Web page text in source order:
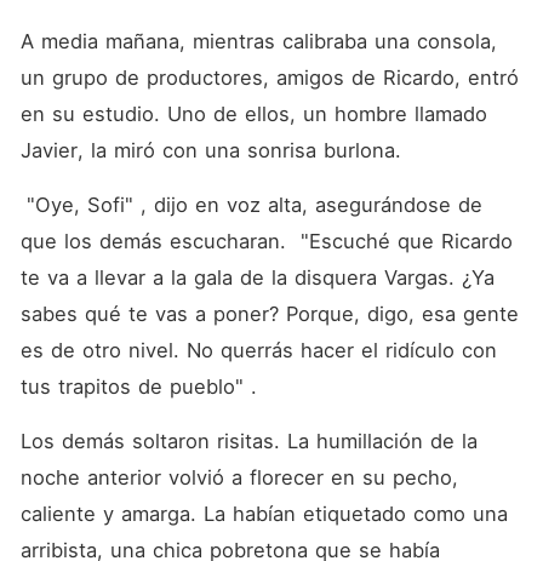
A media mañana, mientras calibraba una consola,
un grupo de productores, amigos de Ricardo, entró
en su estudio. Uno de ellos, un hombre llamado
Javier, la miró con una sonrisa burlona.
que los demás escucharan.  "Escuché que Ricardo
te va a llevar a la gala de la disquera Vargas. ¿Ya
sabes qué te vas a poner? Porque, digo, esa gente
es de otro nivel. No querrás hacer el ridículo con
tus trapitos de pueblo" .
Los demás soltaron risitas. La humillación de la
noche anterior volvió a florecer en su pecho,
caliente y amarga. La habían etiquetado como una
arribista, una chica pobretona que se había